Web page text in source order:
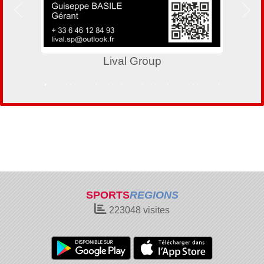
Lival Group
Précedent
SPORTSREGIONS
223048 visites